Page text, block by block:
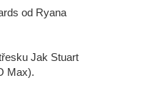
od Ryana
Jak Stuart
Max).